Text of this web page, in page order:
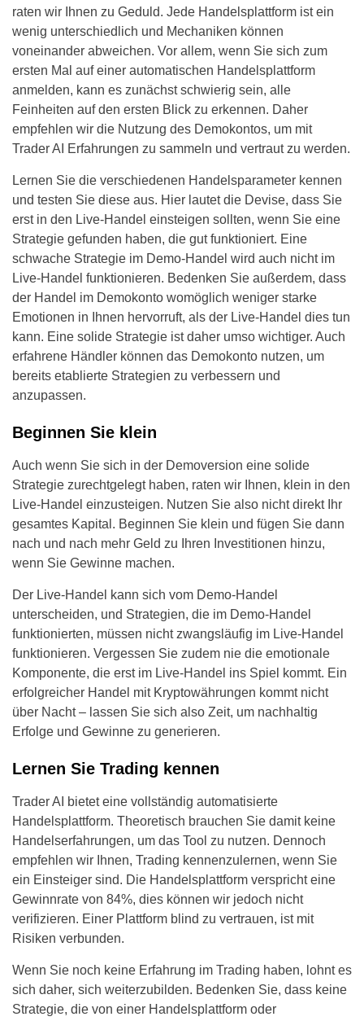
raten wir Ihnen zu Geduld. Jede Handelsplattform ist ein
wenig unterschiedlich und Mechaniken können
voneinander abweichen. Vor allem, wenn Sie sich zum
ersten Mal auf einer automatischen Handelsplattform
anmelden, kann es zunächst schwierig sein, alle
Feinheiten auf den ersten Blick zu erkennen. Daher
empfehlen wir die Nutzung des Demokontos, um mit
Trader AI Erfahrungen zu sammeln und vertraut zu werden.
Lernen Sie die verschiedenen Handelsparameter kennen
und testen Sie diese aus. Hier lautet die Devise, dass Sie
erst in den Live-Handel einsteigen sollten, wenn Sie eine
Strategie gefunden haben, die gut funktioniert. Eine
schwache Strategie im Demo-Handel wird auch nicht im
Live-Handel funktionieren. Bedenken Sie außerdem, dass
der Handel im Demokonto womöglich weniger starke
Emotionen in Ihnen hervorruft, als der Live-Handel dies tun
kann. Eine solide Strategie ist daher umso wichtiger. Auch
erfahrene Händler können das Demokonto nutzen, um
bereits etablierte Strategien zu verbessern und
anzupassen.
Beginnen Sie klein
Auch wenn Sie sich in der Demoversion eine solide
Strategie zurechtgelegt haben, raten wir Ihnen, klein in den
Live-Handel einzusteigen. Nutzen Sie also nicht direkt Ihr
gesamtes Kapital. Beginnen Sie klein und fügen Sie dann
nach und nach mehr Geld zu Ihren Investitionen hinzu,
wenn Sie Gewinne machen.
Der Live-Handel kann sich vom Demo-Handel
unterscheiden, und Strategien, die im Demo-Handel
funktionierten, müssen nicht zwangsläufig im Live-Handel
funktionieren. Vergessen Sie zudem nie die emotionale
Komponente, die erst im Live-Handel ins Spiel kommt. Ein
erfolgreicher Handel mit Kryptowährungen kommt nicht
über Nacht – lassen Sie sich also Zeit, um nachhaltig
Erfolge und Gewinne zu generieren.
Lernen Sie Trading kennen
Trader AI bietet eine vollständig automatisierte
Handelsplattform. Theoretisch brauchen Sie damit keine
Handelserfahrungen, um das Tool zu nutzen. Dennoch
empfehlen wir Ihnen, Trading kennenzulernen, wenn Sie
ein Einsteiger sind. Die Handelsplattform verspricht eine
Gewinnrate von 84%, dies können wir jedoch nicht
verifizieren. Einer Plattform blind zu vertrauen, ist mit
Risiken verbunden.
Wenn Sie noch keine Erfahrung im Trading haben, lohnt es
sich daher, sich weiterzubilden. Bedenken Sie, dass keine
Strategie, die von einer Handelsplattform oder